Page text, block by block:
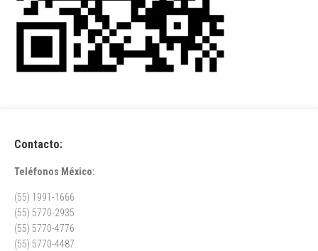
Contacto:
Teléfonos México:
(55) 1991-1666
(55) 5770-2935
(55) 5770-4776
(55) 5770-4487